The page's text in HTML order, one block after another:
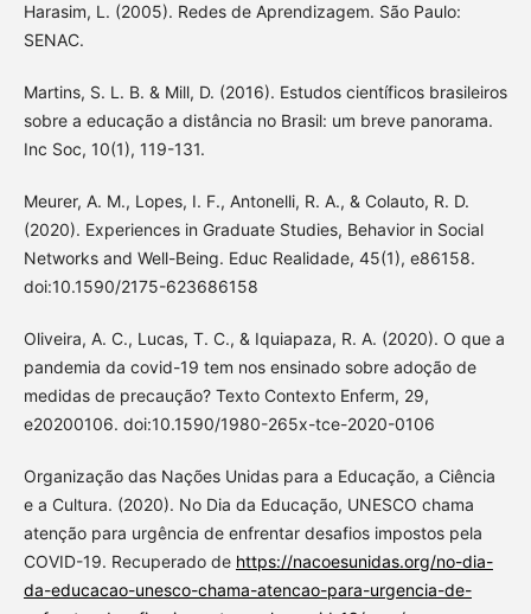
Harasim, L. (2005). Redes de Aprendizagem. São Paulo:
SENAC.
Martins, S. L. B. & Mill, D. (2016). Estudos científicos brasileiros
sobre a educação a distância no Brasil: um breve panorama.
Inc Soc, 10(1), 119-131.
Meurer, A. M., Lopes, I. F., Antonelli, R. A., & Colauto, R. D.
(2020). Experiences in Graduate Studies, Behavior in Social
Networks and Well-Being. Educ Realidade, 45(1), e86158.
doi:10.1590/2175-623686158
Oliveira, A. C., Lucas, T. C., & Iquiapaza, R. A. (2020). O que a
pandemia da covid-19 tem nos ensinado sobre adoção de
medidas de precaução? Texto Contexto Enferm, 29,
e20200106. doi:10.1590/1980-265x-tce-2020-0106
Organização das Nações Unidas para a Educação, a Ciência
e a Cultura. (2020). No Dia da Educação, UNESCO chama
atenção para urgência de enfrentar desafios impostos pela
COVID-19. Recuperado de https://nacoesunidas.org/no-dia-
da-educacao-unesco-chama-atencao-para-urgencia-de-